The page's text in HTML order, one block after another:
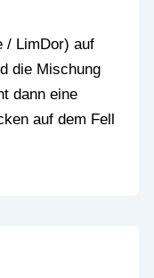
/ LimDor) auf
die Mischung
dann eine
auf dem Fell